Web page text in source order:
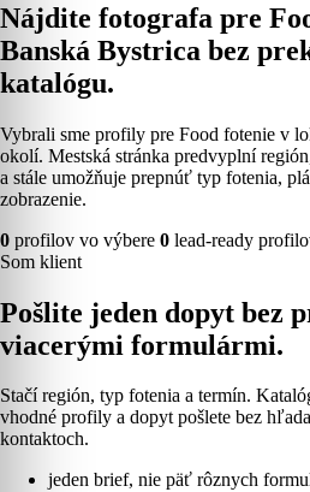
Nájdite fotografa pre
Banská Bystrica bez
katalógu.
Vybrali sme profily pre Food fotenie v
okolí. Mestská stránka predvyplní
a stále umožňuje prepnúť typ fotenia,
zobrazenie.
0 profilov vo výbere 0 lead-ready
Som klient
Pošlite jeden dopyt bez
viacerými formulármi.
Stačí región, typ fotenia a termín.
vhodné profily a dopyt pošlete bez
kontaktoch.
jeden brief, nie päť rôznych